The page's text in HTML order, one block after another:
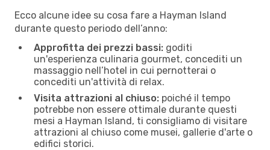
Ecco alcune idee su cosa fare a Hayman Island
durante questo periodo dell’anno:
Approfitta dei prezzi bassi: goditi
un'esperienza culinaria gourmet, concediti un
massaggio nell’hotel in cui pernotterai o
concediti un'attività di relax.
Visita attrazioni al chiuso: poiché il tempo
potrebbe non essere ottimale durante questi
mesi a Hayman Island, ti consigliamo di visitare
attrazioni al chiuso come musei, gallerie d'arte o
edifici storici.